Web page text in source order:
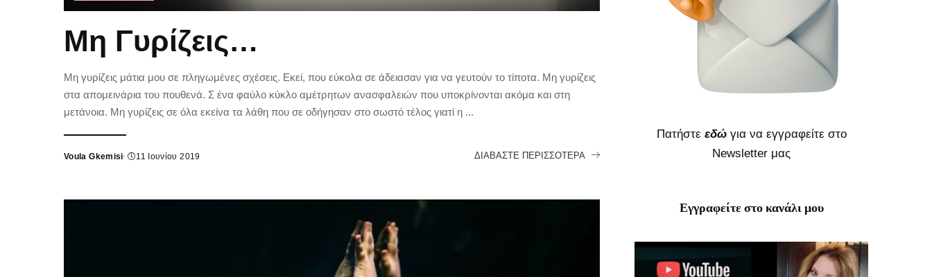
Μη Γυρίζεις…
Μη γυρίζεις μάτια μου σε πληγωμένες σχέσεις. Εκεί, που εύκολα σε άδειασαν για να γευτούν το τίποτα. Μη γυρίζεις
στα απομεινάρια του πουθενά. Σ ένα φαύλο κύκλο αμέτρητων ανασφαλειών που υποκρίνονται ακόμα και στη
μετάνοια. Μη γυρίζεις σε όλα εκείνα τα λάθη που σε οδήγησαν στο σωστό τέλος γιατί η ...
Voula Gkemisi 11 Ιουνίου 2019 ΔΙΑΒΆΣΤΕ ΠΕΡΙΣΣΌΤΕΡΑ
Πατήστε εδώ για να εγγραφείτε στο
Newsletter μας
Εγγραφείτε στο κανάλι μου